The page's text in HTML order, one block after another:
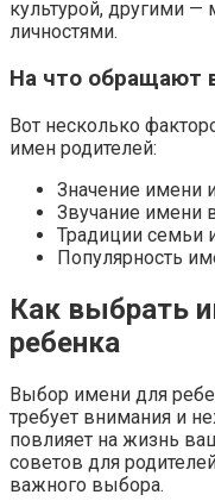
культурой, другими
личностями.
На что обращают
Вот несколько
имен родителей:
Значение имени
Звучание имени
Традиции семьи
Популярность
Как выбрать
ребенка
Выбор имени для
требует внимания и
повлияет на жизнь
советов для
важного выбора.